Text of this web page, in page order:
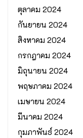
ตุลาคม 2024
กันยายน 2024
สิงหาคม 2024
กรกฎาคม 2024
มิถุนายน 2024
พฤษภาคม 2024
เมษายน 2024
มีนาคม 2024
กุมภาพันธ์ 2024